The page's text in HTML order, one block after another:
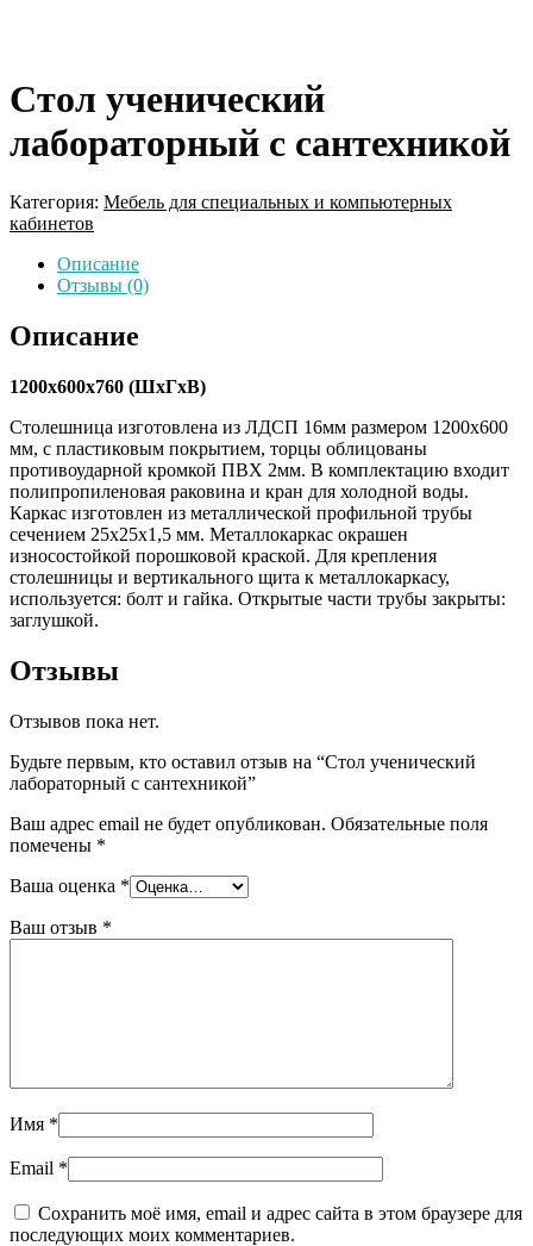
Стол ученический
лабораторный с сантехникой
Категория: Мебель для специальных и компьютерных
кабинетов
Описание
Отзывы (0)
Описание
1200х600х760 (ШхГхВ)
Столешница изготовлена из ЛДСП 16мм размером 1200х600
мм, с пластиковым покрытием, торцы облицованы
противоударной кромкой ПВХ 2мм. В комплектацию входит
полипропиленовая раковина и кран для холодной воды.
Каркас изготовлен из металлической профильной трубы
сечением 25х25х1,5 мм. Металлокаркас окрашен
износостойкой порошковой краской. Для крепления
столешницы и вертикального щита к металлокаркасу,
используется: болт и гайка. Открытые части трубы закрыты:
заглушкой.
Отзывы
Отзывов пока нет.
Будьте первым, кто оставил отзыв на “Стол ученический
лабораторный с сантехникой”
Ваш адрес email не будет опубликован. Обязательные поля
помечены *
Ваша оценка *
Ваш отзыв *
Имя *
Email *
Сохранить моё имя, email и адрес сайта в этом браузере для
последующих моих комментариев.